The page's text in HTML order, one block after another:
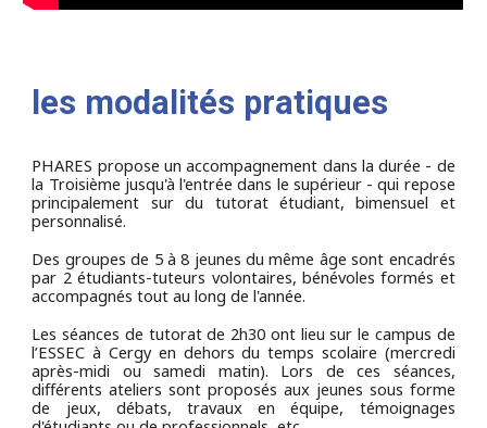
les modalités pratiques
PHARES propose un accompagnement dans la durée - de
la Troisième jusqu'à l'entrée dans le supérieur - qui repose
principalement sur du tutorat étudiant, bimensuel et
personnalisé.
Des groupes de 5 à 8 jeunes du même âge sont encadrés
par 2 étudiants-tuteurs volontaires, bénévoles formés et
accompagnés tout au long de l'année.
Les séances de tutorat de 2h30 ont lieu sur le campus de
l’ESSEC à Cergy en dehors du temps scolaire (mercredi
après-midi ou samedi matin). Lors de ces séances,
différents ateliers sont proposés aux jeunes sous forme
de jeux, débats, travaux en équipe, témoignages